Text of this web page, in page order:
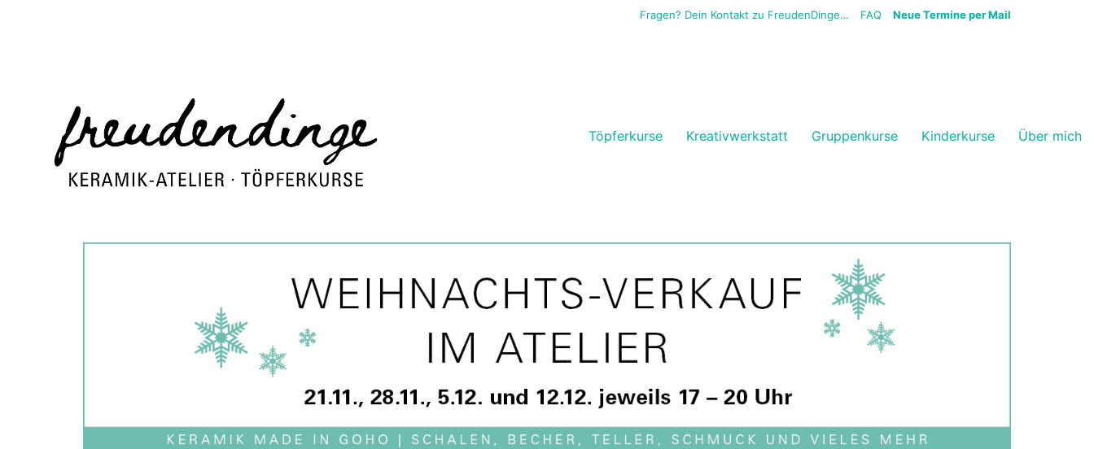
Fragen? Dein Kontakt zu FreudenDinge… FAQ Neue Termine per Mail
Töpferkurse Kreativwerkstatt Gruppenkurse Kinderkurse Über mich